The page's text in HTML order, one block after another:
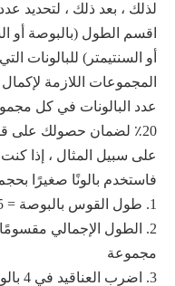
لذلك ، بعد ذلك ، لتحديد
اقسم الطول (بالبوصة أو
أو السنتيمتر) للبالونات
عدد البالونات في كل
20٪ لضمان حصولك على قوس بالون مضغوط.
فاستخدم بالونًا صغيرًا بحجم 5 بوصات
1. طول القوس بالبوصة = 25 '× 12 '= 300 '
مجموعة
3. اضرب العناقيد في 4 بالونات = 60 × 4 = 240 بالونًا